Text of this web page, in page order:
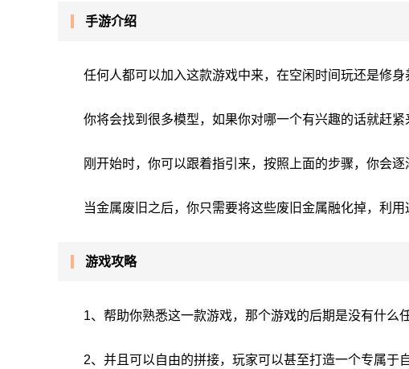
手游介绍
任何人都可以加入这款游戏中来，在空闲时间玩还是修身
你将会找到很多模型，如果你对哪一个有兴趣的话就赶紧
刚开始时，你可以跟着指引来，按照上面的步骤，你会逐
当金属废旧之后，你只需要将这些废旧金属融化掉，利
游戏攻略
1、帮助你熟悉这一款游戏，那个游戏的后期是没有什么
2、并且可以自由的拼接，玩家可以甚至打造一个专属于